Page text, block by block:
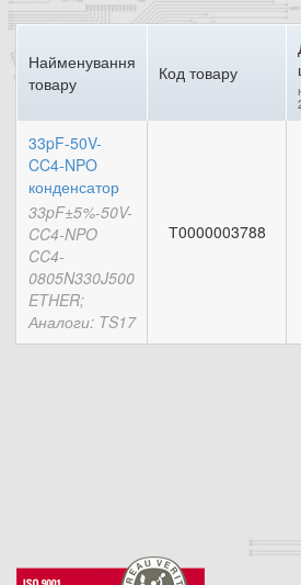
Найменування
товару
Код товару
33pF-50V-
CC4-NPO
конденсатор
33pF±5%-50V-
CC4-NPO
CC4-
0805N330J500
ETHER;
Аналоги: TS17
Т0000003788